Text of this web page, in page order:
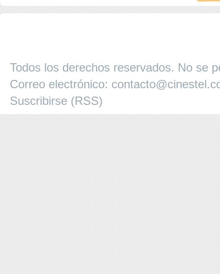
Todos los derechos reservados. No se
Correo electrónico:
Suscribirse (RSS)